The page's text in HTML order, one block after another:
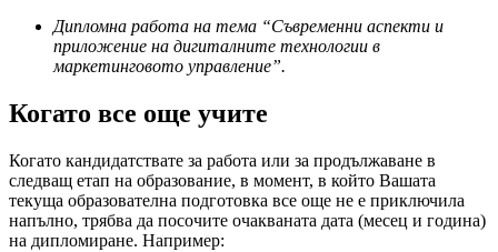
Дипломна работа на тема “Съвременни аспекти и
приложение на дигиталните технологии в
маркетинговото управление”.
Когато все още учите
Когато кандидатствате за работа или за продължаване в
следващ етап на образование, в момент, в който Вашата
текуща образователна подготовка все още не е приключила
напълно, трябва да посочите очакваната дата (месец и година)
на дипломиране. Например: